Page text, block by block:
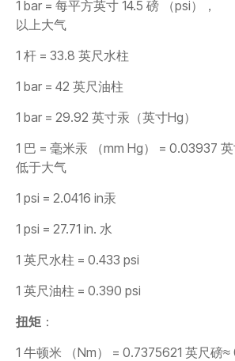
1 bar = 每平方英寸 14.5 磅 （psi），
以上大气
1 杆 = 33.8 英尺水柱
1 bar = 42 英尺油柱
1 bar = 29.92 英寸汞（英寸Hg）
1 巴 = 毫米汞 （mm Hg） = 0.03937
低于大气
1 psi = 2.0416 in汞
1 psi = 27.71 in. 水
1 英尺水柱 = 0.433 psi
1 英尺油柱 = 0.390 psi
扭矩 ：
1 牛顿米 （Nm） = 0.7375621 英尺磅≈